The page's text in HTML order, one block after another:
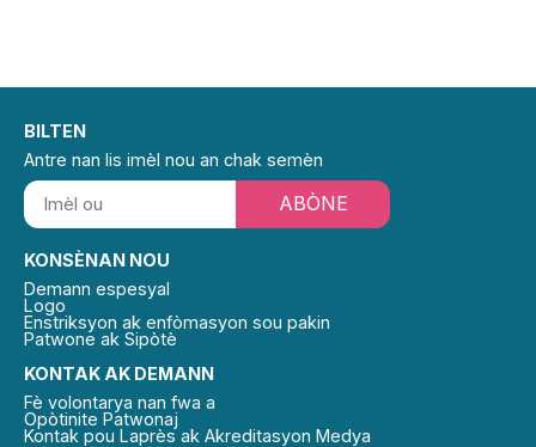
KONTAK AK DEMANN
Fè volontarya nan fwa a
Opòtinite Patwonaj
Kontak pou Laprès ak Akreditasyon Medya
KONSÈNAN NOU
Demann espesyal
Logo
Enstriksyon ak enfòmasyon sou pakin
Patwone ak Sipòtè
BILTEN
Antre nan lis imèl nou an chak semèn
ABÒNE